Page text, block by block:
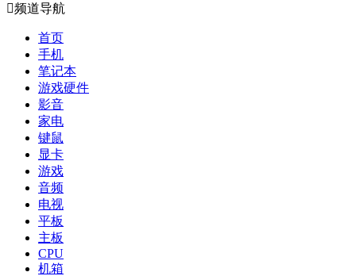
频道导航
首页
手机
笔记本
游戏硬件
影音
家电
键鼠
显卡
游戏
音频
电视
平板
主板
CPU
机箱